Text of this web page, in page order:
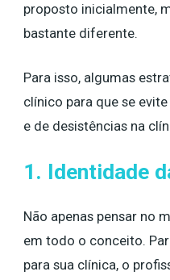
proposto inicialmente,
bastante diferente.
Para isso, algumas
clínico para que se
e de desistências na
1. Identidade
Não apenas pensar no
em todo o conceito.
para sua clínica, o